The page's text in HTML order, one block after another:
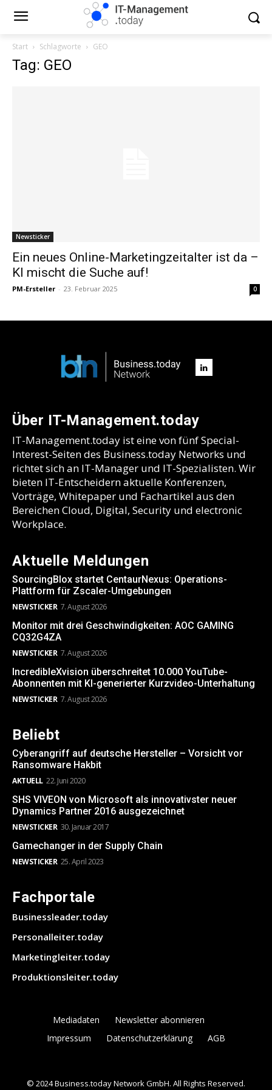
Start Schlagworte GEO
Tag: GEO
Newsticker
Ein neues Online-Marketingzeitalter ist da –
KI mischt die Suche auf!
PM-Ersteller - 23. Februar 2025 0
Über IT-Management.today
IT-Management.today ist eine von fünf Special-
Interest-Seiten des Business.today Networks und
richtet sich an IT-Manager und IT-Spezialisten. Wir
bieten IT-Entscheidern aktuelle Konferenzen,
Vorträge, Whitepaper und Fachartikel aus den
Bereichen Cloud, Digital, Security und electronic
Workplace.
Aktuelle Meldungen
SourcingBlox startet CentaurNexus: Operations-
Plattform für Zscaler-Umgebungen
NEWSTICKER 7. August 2026
Monitor mit drei Geschwindigkeiten: AOC GAMING
CQ32G4ZA
NEWSTICKER 7. August 2026
IncredibleXvision überschreitet 10.000 YouTube-
Abonnenten mit KI-generierter Kurzvideo-Unterhaltung
NEWSTICKER 7. August 2026
Beliebt
Cyberangriff auf deutsche Hersteller – Vorsicht vor
Ransomware Hakbit
AKTUELL 22. Juni 2020
SHS VIVEON von Microsoft als innovativster neuer
Dynamics Partner 2016 ausgezeichnet
NEWSTICKER 30. Januar 2017
Gamechanger in der Supply Chain
NEWSTICKER 25. April 2023
Fachportale
Businessleader.today
Personalleiter.today
Marketingleiter.today
Produktionsleiter.today
Mediadaten
Newsletter abonnieren
Impressum
Datenschutzerklärung AGB
© 2024 Business.today Network GmbH. All Rights Reserved.